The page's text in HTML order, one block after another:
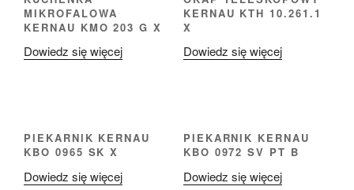
MIKROFALOWA
KERNAU KMO 203 G X
Dowiedz się więcej
KERNAU KTH 10.261.1
X
Dowiedz się więcej
PIEKARNIK KERNAU
KBO 0965 SK X
Dowiedz się więcej
PIEKARNIK KERNAU
KBO 0972 SV PT B
Dowiedz się więcej